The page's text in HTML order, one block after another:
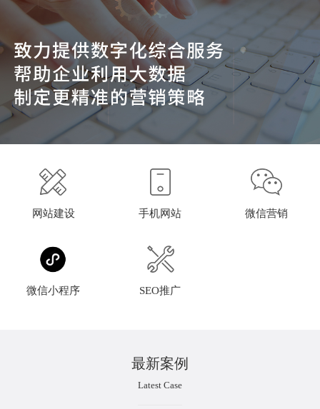
网站建设 手机网站 微信营销
微信小程序 SEO推广
最新案例
Latest Case